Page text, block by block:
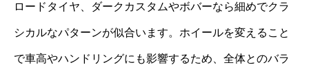
ロードタイヤ、ダークカスタムやボバーなら細めでクラ
シカルなパターンが似合います。ホイールを変えること
で車高やハンドリングにも影響するため、全体とのバラ